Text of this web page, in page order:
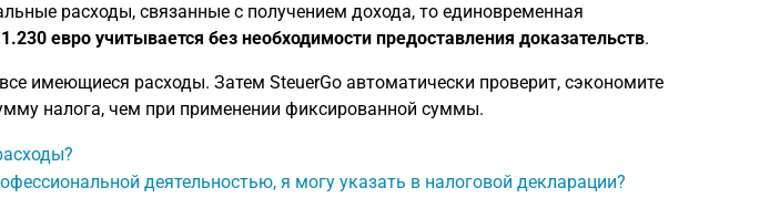
расходы, связанные с получением дохода, то единовременная
1.230 евро учитывается без необходимости предоставления доказательств.
имеющиеся расходы. Затем SteuerGo автоматически проверит, сэкономите
налога, чем при применении фиксированной суммы.
деятельностью, я могу указать в налоговой декларации?